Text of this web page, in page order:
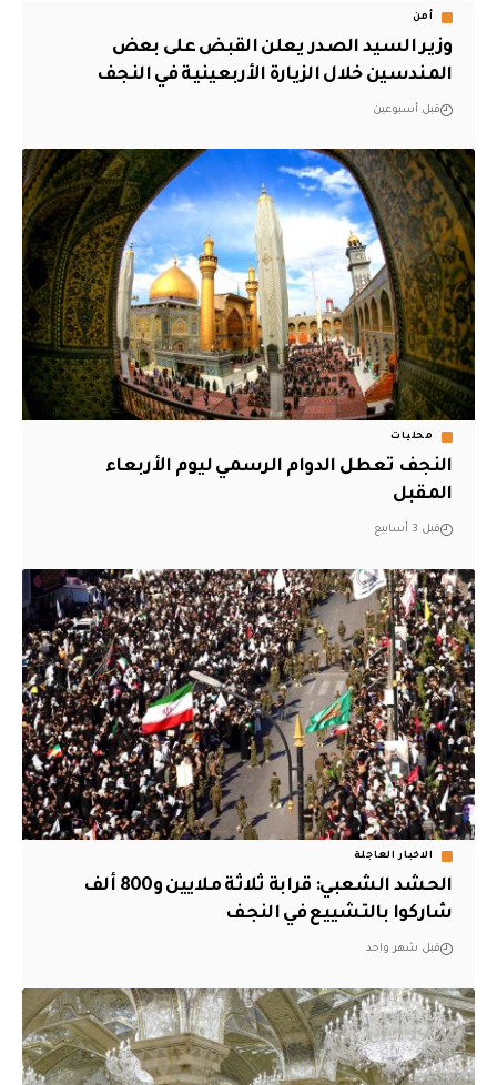
أمن
وزير السيد الصدر يعلن القبض على بعض
المندسين خلال الزيارة الأربعينية في النجف
قبل أسبوعين
محليات
النجف تعطل الدوام الرسمي ليوم الأربعاء
المقبل
قبل 3 أسابيع
الاخبار العاجلة
الحشد الشعبي: قرابة ثلاثة ملايين و800 ألف
شاركوا بالتشييع في النجف
قبل شهر واحد